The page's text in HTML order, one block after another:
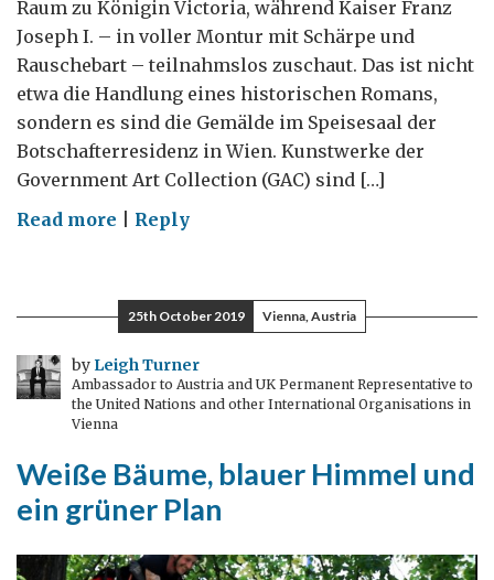
Raum zu Königin Victoria, während Kaiser Franz
Joseph I. – in voller Montur mit Schärpe und
Rauschebart – teilnahmslos zuschaut. Das ist nicht
etwa die Handlung eines historischen Romans,
sondern es sind die Gemälde im Speisesaal der
Botschafterresidenz in Wien. Kunstwerke der
Government Art Collection (GAC) sind […]
Read more on
Art
Collection
in
Wien
Reply
25th October 2019 Vienna, Austria
by Leigh Turner
Ambassador to Austria and UK Permanent Representative to
the United Nations and other International Organisations in
Vienna
Weiße Bäume, blauer Himmel und
ein grüner Plan